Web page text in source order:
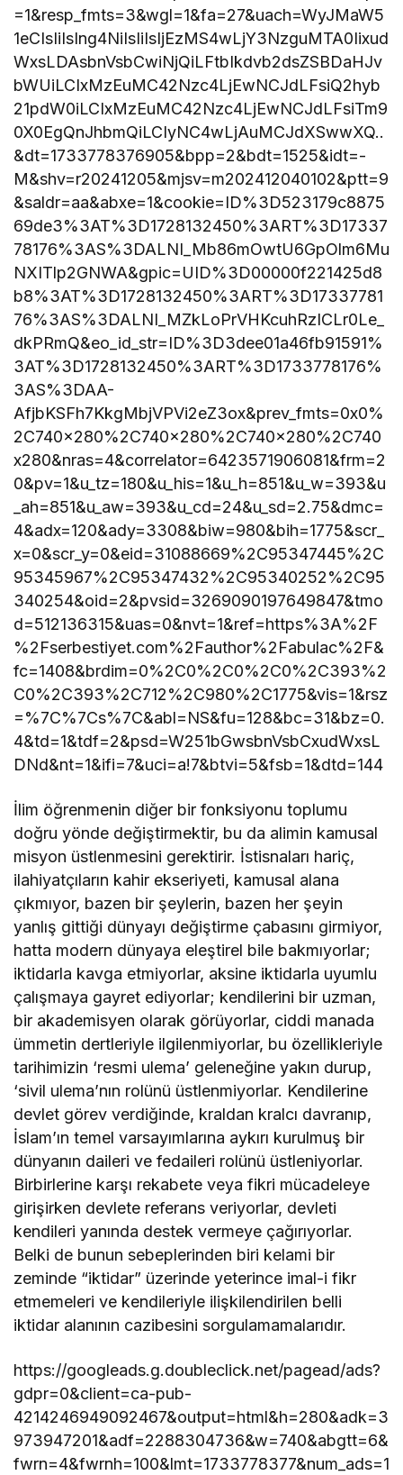
=1&resp_fmts=3&wgl=1&fa=27&uach=WyJMaW5
1eCIsIiIsIng4NiIsIiIsIjEzMS4wLjY3NzguMTA0Iixud
WxsLDAsbnVsbCwiNjQiLFtbIkdvb2dsZSBDaHJv
bWUiLCIxMzEuMC42Nzc4LjEwNCJdLFsiQ2hyb
21pdW0iLCIxMzEuMC42Nzc4LjEwNCJdLFsiTm9
0X0EgQnJhbmQiLCIyNC4wLjAuMCJdXSwwXQ..
&dt=1733778376905&bpp=2&bdt=1525&idt=-
M&shv=r20241205&mjsv=m202412040102&ptt=9
&saldr=aa&abxe=1&cookie=ID%3D523179c8875
69de3%3AT%3D1728132450%3ART%3D17337
78176%3AS%3DALNI_Mb86mOwtU6GpOlm6Mu
NXITlp2GNWA&gpic=UID%3D00000f221425d8
b8%3AT%3D1728132450%3ART%3D17337781
76%3AS%3DALNI_MZkLoPrVHKcuhRzICLr0Le_
dkPRmQ&eo_id_str=ID%3D3dee01a46fb91591%
3AT%3D1728132450%3ART%3D1733778176%
3AS%3DAA-
AfjbKSFh7KkgMbjVPVi2eZ3ox&prev_fmts=0x0%
2C740x280%2C740x280%2C740x280%2C740
x280&nras=4&correlator=6423571906081&frm=2
0&pv=1&u_tz=180&u_his=1&u_h=851&u_w=393&u
_ah=851&u_aw=393&u_cd=24&u_sd=2.75&dmc=
4&adx=120&ady=3308&biw=980&bih=1775&scr_
x=0&scr_y=0&eid=31088669%2C95347445%2C
95345967%2C95347432%2C95340252%2C95
340254&oid=2&pvsid=3269090197649847&tmo
d=512136315&uas=0&nvt=1&ref=https%3A%2F
%2Fserbestiyet.com%2Fauthor%2Fabulac%2F&
fc=1408&brdim=0%2C0%2C0%2C0%2C393%2
C0%2C393%2C712%2C980%2C1775&vis=1&rsz
=%7C%7Cs%7C&abl=NS&fu=128&bc=31&bz=0.
4&td=1&tdf=2&psd=W251bGwsbnVsbCxudWxsL
DNd&nt=1&ifi=7&uci=a!7&btvi=5&fsb=1&dtd=144
İlim öğrenmenin diğer bir fonksiyonu toplumu
doğru yönde değiştirmektir, bu da alimin kamusal
misyon üstlenmesini gerektirir. İstisnaları hariç,
ilahiyatçıların kahir ekseriyeti, kamusal alana
çıkmıyor, bazen bir şeylerin, bazen her şeyin
yanlış gittiği dünyayı değiştirme çabasını girmiyor,
hatta modern dünyaya eleştirel bile bakmıyorlar;
iktidarla kavga etmiyorlar, aksine iktidarla uyumlu
çalışmaya gayret ediyorlar; kendilerini bir uzman,
bir akademisyen olarak görüyorlar, ciddi manada
ümmetin dertleriyle ilgilenmiyorlar, bu özellikleriyle
tarihimizin ‘resmi ulema’ geleneğine yakın durup,
‘sivil ulema’nın rolünü üstlenmiyorlar. Kendilerine
devlet görev verdiğinde, kraldan kralcı davranıp,
İslam’ın temel varsayımlarına aykırı kurulmuş bir
dünyanın daileri ve fedaileri rolünü üstleniyorlar.
Birbirlerine karşı rekabete veya fikri mücadeleye
girişirken devlete referans veriyorlar, devleti
kendileri yanında destek vermeye çağırıyorlar.
Belki de bunun sebeplerinden biri kelami bir
zeminde “iktidar” üzerinde yeterince imal-i fikr
etmemeleri ve kendileriyle ilişkilendirilen belli
iktidar alanının cazibesini sorgulamamalarıdır.
https://googleads.g.doubleclick.net/pagead/ads?
gdpr=0&client=ca-pub-
4214246949092467&output=html&h=280&adk=3
973947201&adf=2288304736&w=740&abgtt=6&
fwrn=4&fwrnh=100&lmt=1733778377&num_ads=1